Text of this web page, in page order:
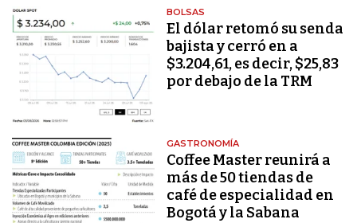
BOLSAS
El dólar retomó su senda
bajista y cerró en a
$3.204,61, es decir, $25,83
por debajo de la TRM
GASTRONOMÍA
Coffee Master reunirá a
más de 50 tiendas de
café de especialidad en
Bogotá y la Sabana